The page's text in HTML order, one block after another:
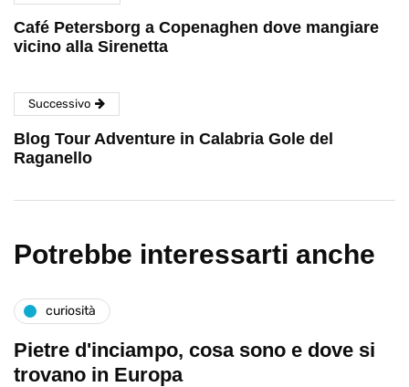
Café Petersborg a Copenaghen dove mangiare
vicino alla Sirenetta
Successivo
Blog Tour Adventure in Calabria Gole del
Raganello
Potrebbe interessarti anche
curiosità
Pietre d'inciampo, cosa sono e dove si
trovano in Europa